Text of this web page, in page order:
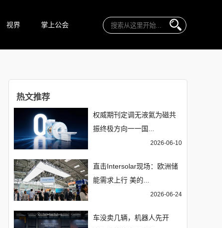
视界 掌上公会
热文推荐
权威期刊定调无液氦为磁共
振终极方向一一国...
2026-06-10
直击Intersolar现场：欧洲储
能需求上行 美的...
2026-06-24
车没卖几辆，机器人先开